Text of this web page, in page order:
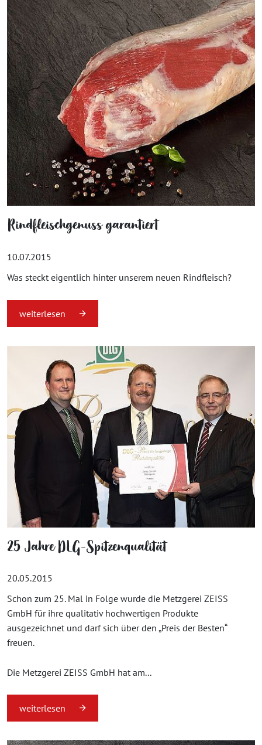
Rindfleischgenuss garantiert
10.07.2015
Was steckt eigentlich hinter unserem neuen Rindfleisch?
weiterlesen
25 Jahre DLG-Spitzenqualität
20.05.2015
Schon zum 25. Mal in Folge wurde die Metzgerei ZEISS
GmbH für ihre qualitativ hochwertigen Produkte
ausgezeichnet und darf sich über den „Preis der Besten“
freuen.
Die Metzgerei ZEISS GmbH hat am...
weiterlesen